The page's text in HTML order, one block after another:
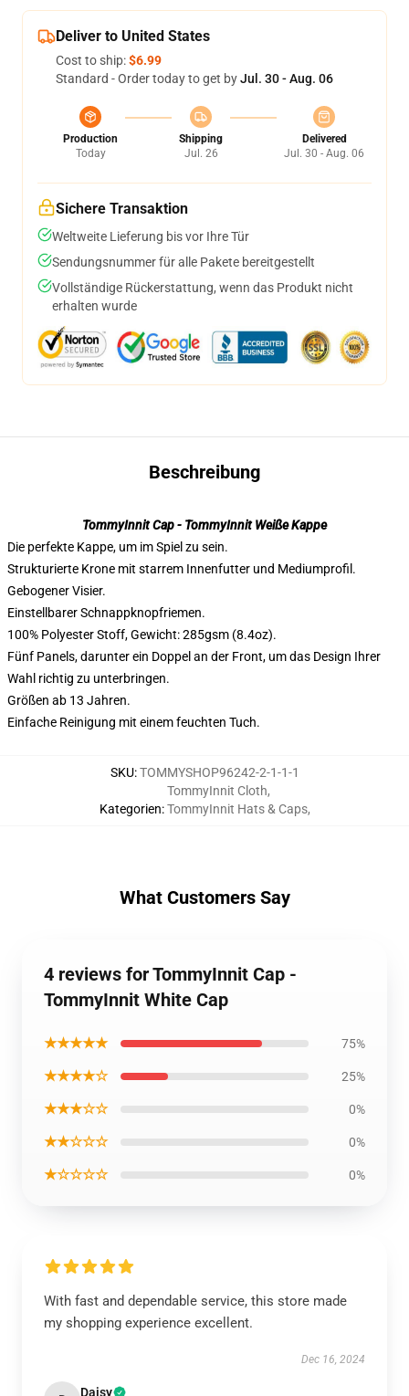
Deliver to United States
Cost to ship:$6.99
Standard - Order today to get byJul. 30 - Aug. 06
Production
Today
Shipping
Jul. 26
Delivered
Jul. 30 - Aug. 06
Sichere Transaktion
Weltweite Lieferung bis vor Ihre Tür
Sendungsnummer für alle Pakete bereitgestellt
Vollständige Rückerstattung, wenn das Produkt nicht
erhalten wurde
Beschreibung
TommyInnit Cap - TommyInnit Weiße Kappe
Die perfekte Kappe, um im Spiel zu sein.
Strukturierte Krone mit starrem Innenfutter und Mediumprofil.
Gebogener Visier.
Einstellbarer Schnappknopfriemen.
100% Polyester Stoff, Gewicht: 285gsm (8.4oz).
Fünf Panels, darunter ein Doppel an der Front, um das Design Ihrer
Wahl richtig zu unterbringen.
Größen ab 13 Jahren.
Einfache Reinigung mit einem feuchten Tuch.
SKU:TOMMYSHOP96242-2-1-1-1
Kategorien:
TommyInnit Cloth,
TommyInnit Hats & Caps,
What Customers Say
4 reviews for TommyInnit Cap -
TommyInnit White Cap
★★★★★ 75%
★★★★☆ 25%
★★★☆☆ 0%
★★☆☆☆ 0%
★☆☆☆☆ 0%
With fast and dependable service, this store made
my shopping experience excellent.
Dec 16, 2024
Daisy